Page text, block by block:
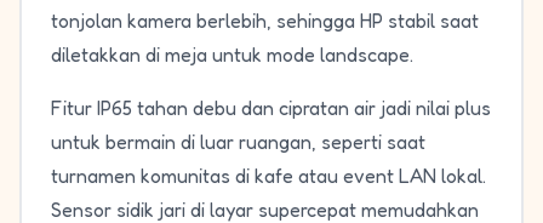
tonjolan kamera berlebih, sehingga HP stabil saat
diletakkan di meja untuk mode landscape.
Fitur IP65 tahan debu dan cipratan air jadi nilai plus
untuk bermain di luar ruangan, seperti saat
turnamen komunitas di kafe atau event LAN lokal.
Sensor sidik jari di layar supercepat memudahkan